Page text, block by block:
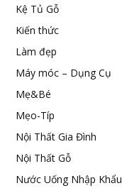
Kệ Tủ Gỗ
Kiến thức
Làm đẹp
Máy móc – Dụng Cụ
Mẹ&Bé
Mẹo-Típ
Nội Thất Gia Đình
Nội Thất Gỗ
Nước Uống Nhập Khẩu